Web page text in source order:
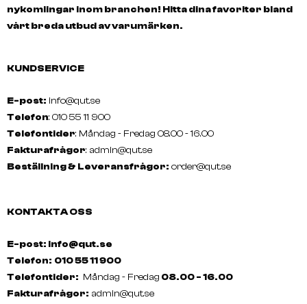
nykomlingar inom branchen! Hitta dina favoriter bland
vårt breda utbud av varumärken.
KUNDSERVICE
E-post: info@qut.se
Telefon: 010 55 11 900
Telefontider: Måndag - Fredag 08.00 - 16.00
Fakturafrågor: admin@qut.se
Beställning & Leveransfrågor: order@qut.se
KONTAKTA OSS
E-post: info@qut.se
Telefon: 010 55 11 900
Telefontider: Måndag - Fredag 08.00 - 16.00
Fakturafrågor: admin@qut.se